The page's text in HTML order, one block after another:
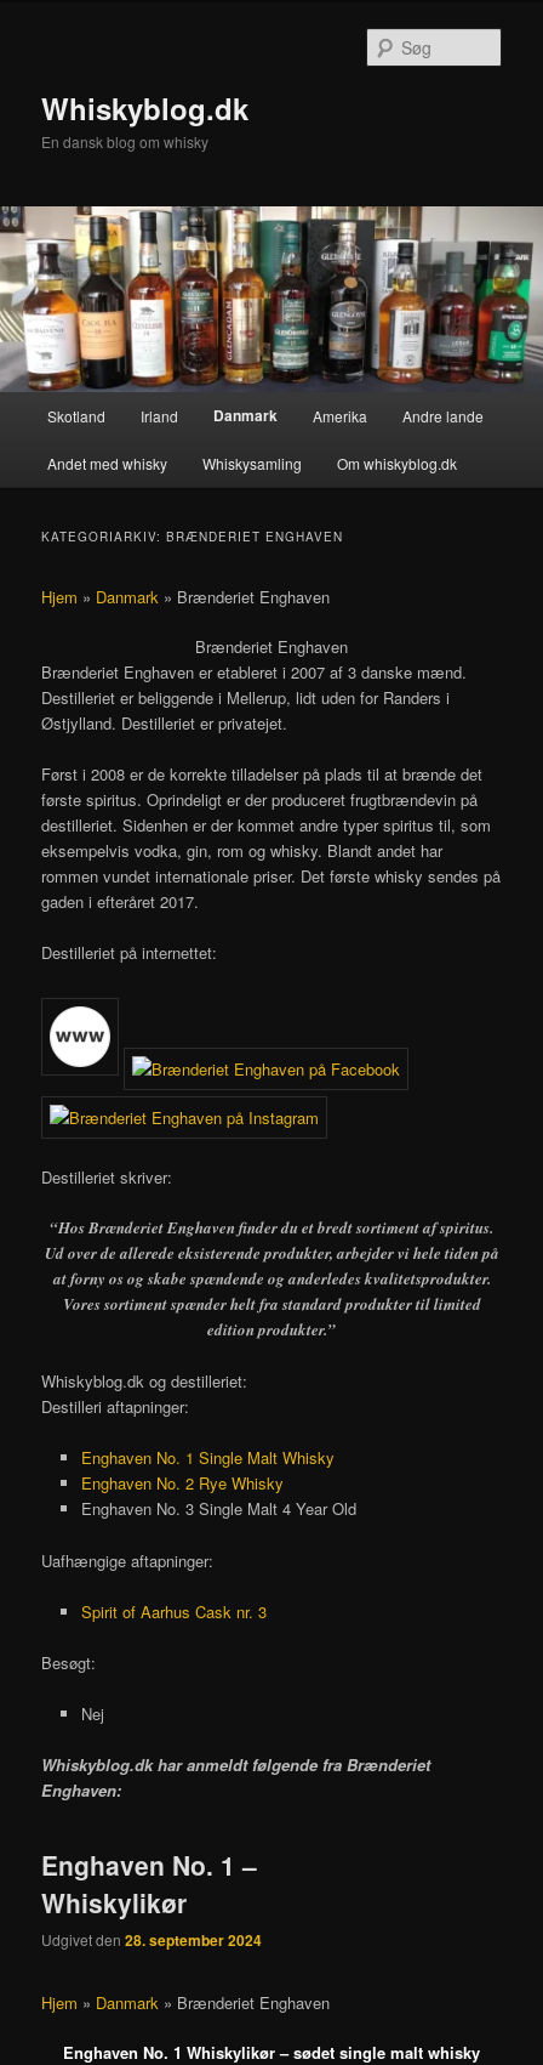
Whiskyblog.dk
En dansk blog om whisky
Skotland Irland Danmark Amerika Andre lande
Andet med whisky Whiskysamling Om whiskyblog.dk
KATEGORIARKIV:BRÆNDERIET ENGHAVEN
Hjem » Danmark » Brænderiet Enghaven
Brænderiet Enghaven
Brænderiet Enghaven er etableret i 2007 af 3 danske mænd.
Destilleriet er beliggende i Mellerup, lidt uden for Randers i
Østjylland. Destilleriet er privatejet.
Først i 2008 er de korrekte tilladelser på plads til at brænde det
første spiritus. Oprindeligt er der produceret frugtbrændevin på
destilleriet. Sidenhen er der kommet andre typer spiritus til, som
eksempelvis vodka, gin, rom og whisky. Blandt andet har
rommen vundet internationale priser. Det første whisky sendes på
gaden i efteråret 2017.
Destilleriet på internettet:
Destilleriet skriver:
“Hos Brænderiet Enghaven finder du et bredt sortiment af spiritus.
Ud over de allerede eksisterende produkter, arbejder vi hele tiden på
at forny os og skabe spændende og anderledes kvalitetsprodukter.
Vores sortiment spænder helt fra standard produkter til limited
edition produkter.”
Whiskyblog.dk og destilleriet:
Destilleri aftapninger:
Enghaven No. 1 Single Malt Whisky
Enghaven No. 2 Rye Whisky
Enghaven No. 3 Single Malt 4 Year Old
Uafhængige aftapninger:
Spirit of Aarhus Cask nr. 3
Besøgt:
Nej
Whiskyblog.dk har anmeldt følgende fraBrænderiet
Enghaven:
Enghaven No. 1 –
Whiskylikør
Udgivet den28. september 2024
Hjem » Danmark » Brænderiet Enghaven
Enghaven No. 1 Whiskylikør – sødet single malt whisky